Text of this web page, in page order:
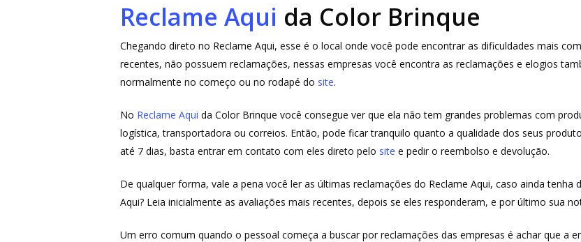
Reclame Aqui da Color Brinque
Chegando direto no Reclame Aqui, esse é o local onde você pode encontrar as dificuldades mais
recentes, não possuem reclamações, nessas empresas você encontra as reclamações e elogios
normalmente no começo ou no rodapé do site.
No Reclame Aqui da Color Brinque você consegue ver que ela não tem grandes problemas com
logística, transportadora ou correios. Então, pode ficar tranquilo quanto a qualidade dos seus
até 7 dias, basta entrar em contato com eles direto pelo site e pedir o reembolso e devolução.
De qualquer forma, vale a pena você ler as últimas reclamações do Reclame Aqui, caso ainda tenha
Aqui? Leia inicialmente as avaliações mais recentes, depois se eles responderam, e por último sua
Um erro comum quando o pessoal começa a buscar por reclamações das empresas é achar que a